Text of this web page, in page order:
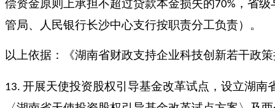
偿资金原则上承担不超过贷款本金损失的70% ，省
管局、人民银行长沙中心支行按职责分工负责）。
以上依据：《湖南省财政支持企业科技创新若干政
13. 开展天使投资股权引导基金改革试点，设立湖